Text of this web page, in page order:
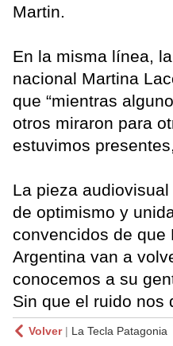
Martin.
En la misma línea,
nacional Martina
que “mientras
otros miraron para
estuvimos
La pieza
de optimismo y
convencidos de que
Argentina van a
conocemos a su
Sin que el ruido nos
Volver| La Tecla Patagonia